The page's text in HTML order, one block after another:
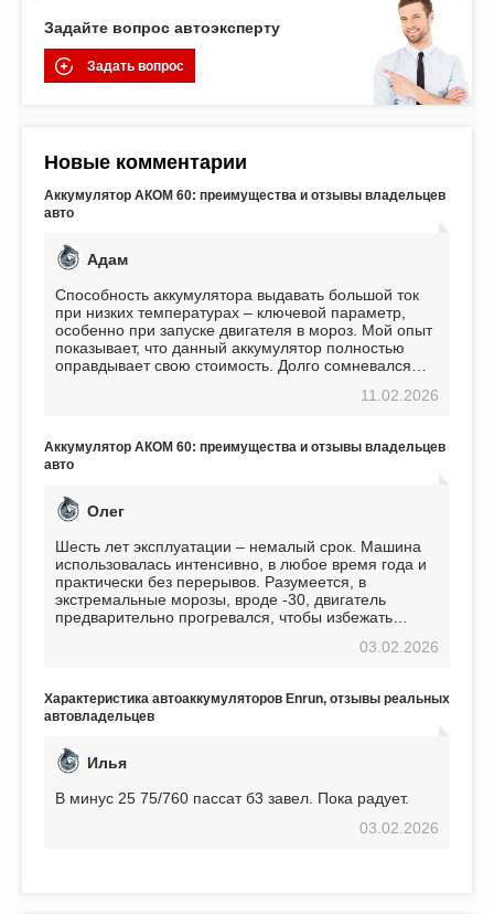
Задайте вопрос автоэксперту
Задать вопрос
Новые комментарии
Аккумулятор АКОМ 60: преимущества и отзывы владельцев
авто
Адам
Способность аккумулятора выдавать большой ток
при низких температурах – ключевой параметр,
особенно при запуске двигателя в мороз. Мой опыт
показывает, что данный аккумулятор полностью
оправдывает свою стоимость. Долго сомневался
пожалел. Считаю, что это отличное вложение,11.02.2026
Аккумулятор АКОМ 60: преимущества и отзывы владельцев
авто
Олег
Шесть лет эксплуатации – немалый срок. Машина
использовалась интенсивно, в любое время года и
практически без перерывов. Разумеется, в
экстремальные морозы, вроде -30, двигатель
предварительно прогревался, чтобы избежать
использования не было ни единой поломки,
EFB 75. Судя по характеристикам, он даже
превосходит предыдущую модель.
03.02.2026
Характеристика автоаккумуляторов Enrun, отзывы реальных
автовладельцев
Илья
В минус 25 75/760 пассат б3 завел. Пока радует.
03.02.2026